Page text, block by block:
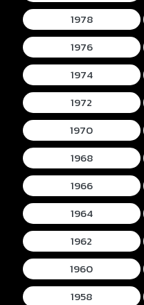
1978
1976
1974
1972
1970
1968
1966
1964
1962
1960
1958